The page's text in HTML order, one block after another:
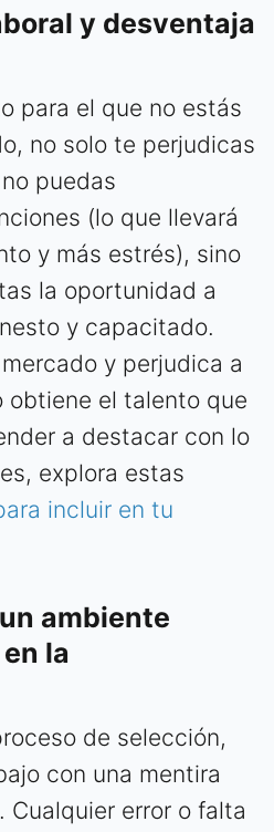
y desventaja
para el que no estás
no solo te perjudicas
puedas
(lo que llevará
y más estrés), sino
la oportunidad a
y capacitado.
y perjudica a
obtiene el talento que
a destacar con lo
explora estas
incluir en tu
ambiente
la
de selección,
con una mentira
Cualquier error o falta